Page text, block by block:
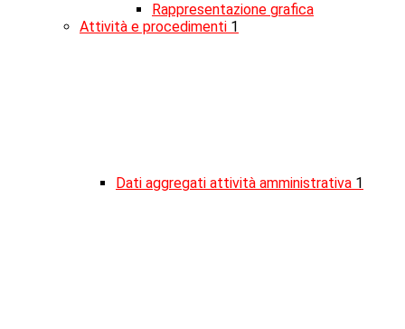
Rappresentazione grafica
Attività e procedimenti 1
Dati aggregati attività amministrativa 1